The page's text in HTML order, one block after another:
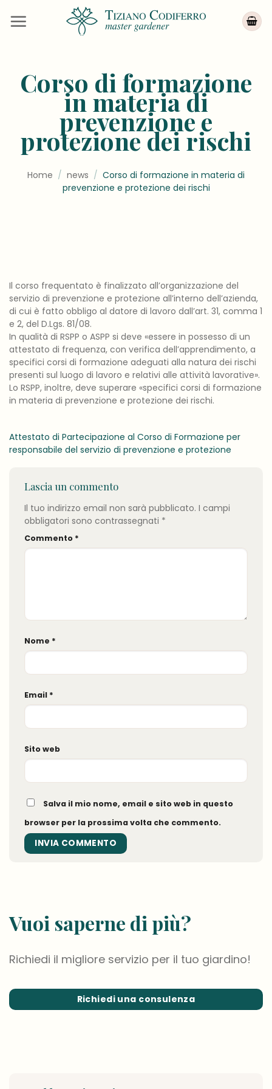
Corso di formazione
in materia di
prevenzione e
protezione dei rischi
Home / news / Corso di formazione in materia di
prevenzione e protezione dei rischi
Il corso frequentato è finalizzato all’organizzazione del
servizio di prevenzione e protezione all’interno dell’azienda,
di cui è fatto obbligo al datore di lavoro dall’art. 31, comma 1
e 2, del D.Lgs. 81/08.
In qualità di RSPP o ASPP si deve «essere in possesso di un
attestato di frequenza, con verifica dell’apprendimento, a
specifici corsi di formazione adeguati alla natura dei rischi
presenti sul luogo di lavoro e relativi alle attività lavorative».
Lo RSPP, inoltre, deve superare «specifici corsi di formazione
in materia di prevenzione e protezione dei rischi.
Attestato di Partecipazione al Corso di Formazione per
responsabile del servizio di prevenzione e protezione
Lascia un commento
Il tuo indirizzo email non sarà pubblicato. I campi
obbligatori sono contrassegnati *
Commento *
Nome *
Email *
Sito web
Salva il mio nome, email e sito web in questo
browser per la prossima volta che commento.
Vuoi saperne di più?
Richiedi il migliore servizio per il tuo giardino!
Richiedi una consulenza